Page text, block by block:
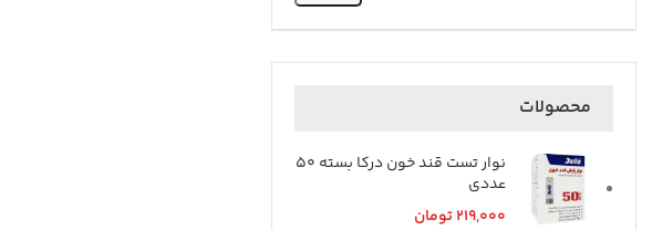
محصولات
نوار تست قند خون درکا بسته 50
عددی
219,000تومان